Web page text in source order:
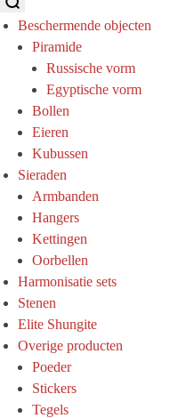
Beschermende objecten
Piramide
Russische vorm
Egyptische vorm
Bollen
Eieren
Kubussen
Sieraden
Armbanden
Hangers
Kettingen
Oorbellen
Harmonisatie sets
Stenen
Elite Shungite
Overige producten
Poeder
Stickers
Tegels